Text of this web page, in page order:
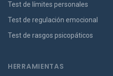
Test de límites personales
Test de regulación emocional
Test de rasgos psicopáticos
HERRAMIENTAS